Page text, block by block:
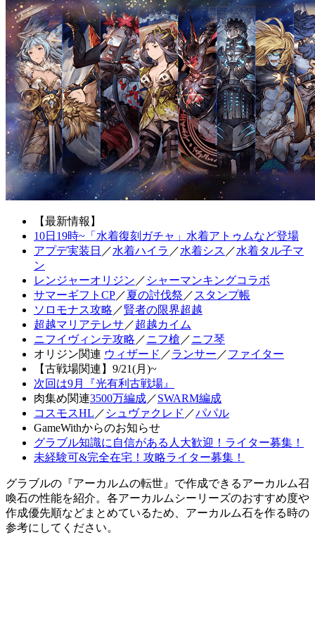
【最新情報】
10日19時~「水着復刻ガチャ」水着アトゥムなど登場
アプデ実装日 ／水着ハイラ ／水着シス ／水着タル子マ
ン
レンジャーオリジン ／ シャーマンキングコラボ
サマーギフトCP／夏の討伐祭 ／ スタンプ帳
ソロモナス攻略 ／賢者の限界超越
超越マリアテレサ ／超越カイム
ニフイヴィンテ攻略 ／ニフ槍 ／ニフ琴
オリジン関連 ウィザード ／ランサー ／ファイター
【古戦場関連】9/21(月)~
次回は9月『光有利古戦場』
肉集め関連3500万編成／SWARM編成
コスモスHL ／ シュヴァクレド ／パパル
GameWithからのお知らせ
グラブル知識に自信がある人大歓迎！ライター募集！
未経験可&完全在宅！攻略ライター募集！
グラブルの『アーカルムの転世』で作成できるアーカルム召
喚石の性能を紹介。各アーカルムシーリーズのおすすめ度や
作成優先順などまとめているため、アーカルム石を作る時の
参考にしてください。